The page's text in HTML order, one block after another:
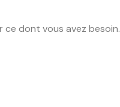
ce dont vous avez besoin.